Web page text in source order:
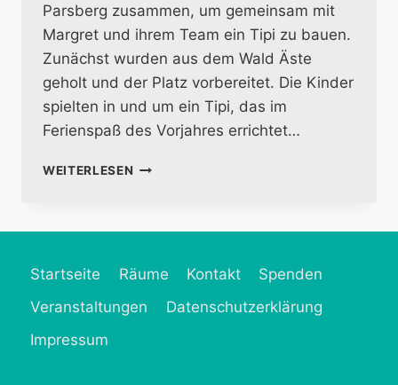
Parsberg zusammen, um gemeinsam mit
Margret und ihrem Team ein Tipi zu bauen.
Zunächst wurden aus dem Wald Äste
geholt und der Platz vorbereitet. Die Kinder
spielten in und um ein Tipi, das im
Ferienspaß des Vorjahres errichtet…
WEITERLESEN TIPI
Startseite Räume Kontakt
Spenden
Veranstaltungen
Datenschutzerklärung
Impressum